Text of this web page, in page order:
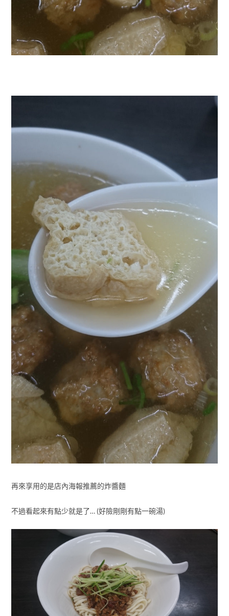
再來享用的是店內海報推薦的炸醬麵
不過看起來有點少就是了… (好險剛剛有點一碗湯)